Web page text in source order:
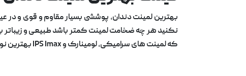
بهترین لمینت دندان، پوششی بسیار مقاوم و قوی و در
نکنید هر چه ضخامت لمینت کمتر باشد طبیعی و زیباتر
که لمینت های سرامیکی، لومینارک و IPS Imax بهترین نوع لمینت دندان بوده و قیمت بالاتری نسبت به سایر مدل ها دارند.